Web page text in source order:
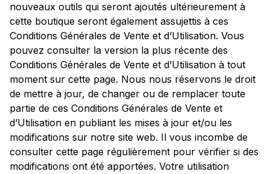
nouveaux outils qui seront ajoutés ultérieurement à
cette boutique seront également assujettis à ces
Conditions Générales de Vente et d’Utilisation. Vous
pouvez consulter la version la plus récente des
Conditions Générales de Vente et d’Utilisation à tout
moment sur cette page. Nous nous réservons le droit
de mettre à jour, de changer ou de remplacer toute
partie de ces Conditions Générales de Vente et
d’Utilisation en publiant les mises à jour et/ou les
modifications sur notre site web. Il vous incombe de
consulter cette page régulièrement pour vérifier si des
modifications ont été apportées. Votre utilisation